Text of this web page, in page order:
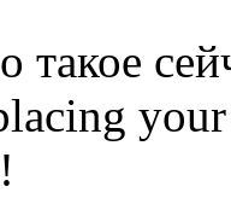
такое